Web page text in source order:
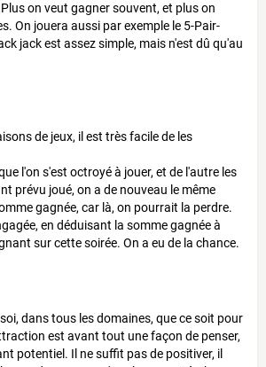
on veut gagner souvent, et plus on
On jouera aussi par exemple le 5-Pair-
jack est assez simple, mais n'est dû qu'au
de jeux, il est très facile de les
l'on s'est octroyé à jouer, et de l'autre les
prévu joué, on a de nouveau le même
gagnée, car là, on pourrait la perdre.
en déduisant la somme gagnée à
sur cette soirée. On a eu de la chance.
dans tous les domaines, que ce soit pour
est avant tout une façon de penser,
potentiel. Il ne suffit pas de positiver, il